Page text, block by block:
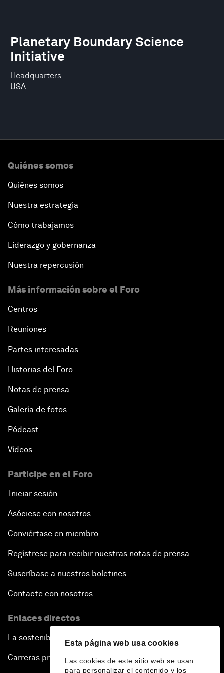
Esta página web usa cookies
Las cookies de este sitio web se usan
para personalizar el contenido y los
Headquarters
USA
Planetary Boundary Science
Initiative
Quiénes somos
Quiénes somos
Nuestra estrategia
Cómo trabajamos
Liderazgo y gobernanza
Nuestra repercusión
Más información sobre el Foro
Centros
Reuniones
Partes interesadas
Historias del Foro
Notas de prensa
Galería de fotos
Pódcast
Vídeos
Participe en el Foro
Iniciar sesión
Asóciese con nosotros
Conviértase en miembro
Regístrese para recibir nuestras notas de prensa
Suscríbase a nuestros boletines
Contacte con nosotros
Enlaces directos
La sostenibilidad en el Foro
Carreras profesionales